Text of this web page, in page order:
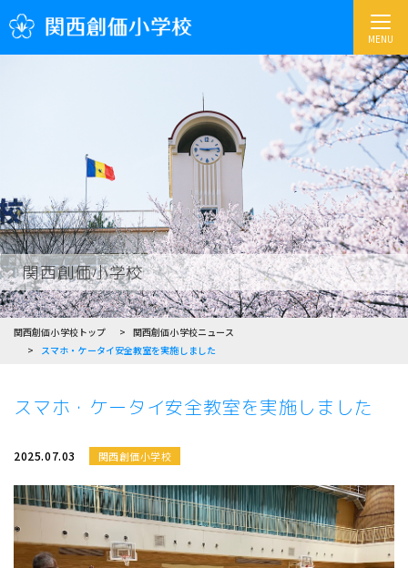
MENU
関西創価小学校
関西創価小学校トップ
関西創価小学校ニュース
スマホ・ケータイ安全教室を実施しました
スマホ・ケータイ安全教室を実施しました
2025.07.03 関西創価小学校